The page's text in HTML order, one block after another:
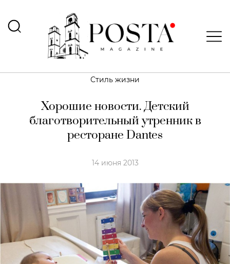
Стиль жизни
Хорошие новости. Детский
благотворительный утренник в
ресторане Dantes
14 июня 2013